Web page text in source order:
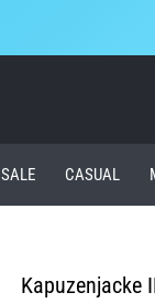
SALE CASUAL
Kapuzenjacke